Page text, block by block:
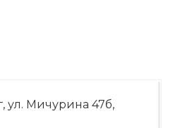
ул. Мичурина 47б,